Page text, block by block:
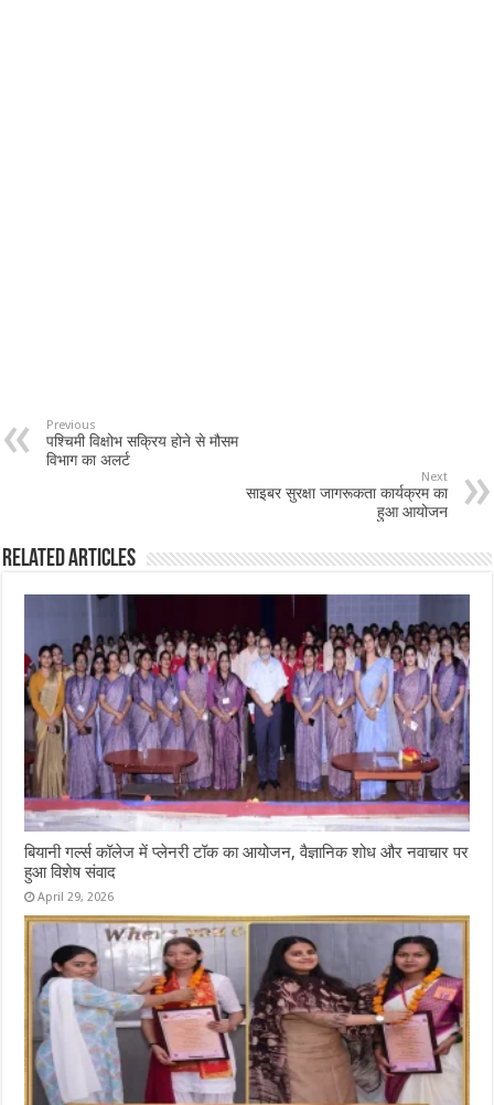
Previous
पश्चिमी विक्षोभ सक्रिय होने से मौसम
विभाग का अलर्ट
Next
साइबर सुरक्षा जागरूकता कार्यक्रम का
हुआ आयोजन
Related Articles
बियानी गर्ल्स कॉलेज में प्लेनरी टॉक का आयोजन, वैज्ञानिक शोध और नवाचार पर
हुआ विशेष संवाद
April 29, 2026